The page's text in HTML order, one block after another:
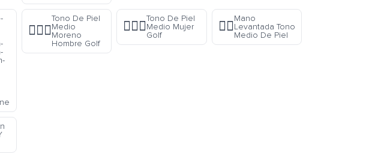
🏌🏾‍♂️
Tono De Piel
Medio
Moreno
Hombre Golf
🏌🏽‍♀️
Tono De Piel
Medio Mujer
Golf
✋🏽
Mano
Levantada Tono
Medio De Piel